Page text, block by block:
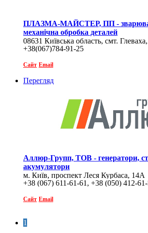
ПЛАЗМА-МАЙСТЕР, ПП -
механічна обробка деталей
08631 Київська область, смт.
+38(067)784-91-25
Сайт Email
Перегляд
Аллюр-Групп, ТОВ - генератори,
акумулятори
м. Київ, проспект Леся Курбаса, 14А
+38 (067) 611-61-61, +38 (050) 412-61-
Сайт Email
1